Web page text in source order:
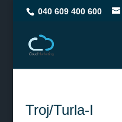
040 609 400 600
Troj/Turla-I